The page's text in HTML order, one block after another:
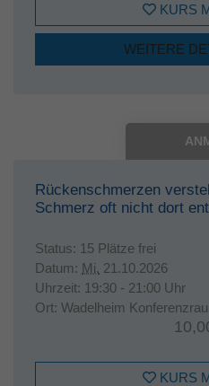
KURS
WEITERE
Rückenschmerzen
Schmerz oft nicht dort
Status: 15 Plätze frei
Datum: Mi. 21.10.2026
Uhrzeit: 19:30 - 21:00 Uhr
Ort: Wadelheim
KURS